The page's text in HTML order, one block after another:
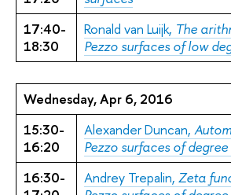
17:40-
18:30
Ronald van Luijk, The
Pezzo surfaces of low
Wednesday, Apr 6, 2016
15:30-
16:20
Alexander Duncan,
Pezzo surfaces of
16:30-
Andrey Trepalin, Zeta